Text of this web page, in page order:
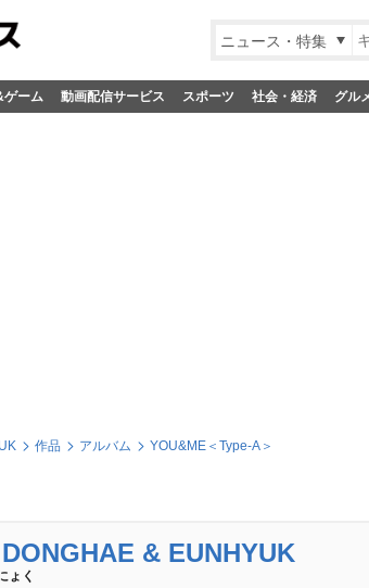
ニュース・特集
ゲーム 動画配信サービス スポーツ 社会・経済 グル
作品 アルバム YOU&ME＜Type-A＞
& EUNHYUK
ょく